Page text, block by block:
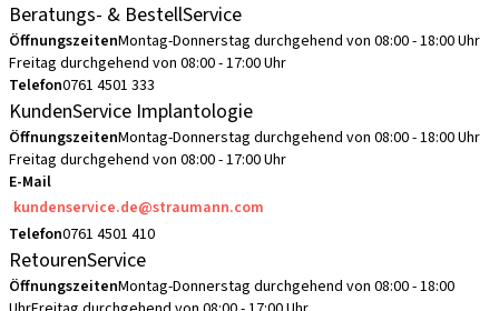
Beratungs- & BestellService
ÖffnungszeitenMontag-Donnerstag durchgehend von 08:00 - 18:00 Uhr
Freitag durchgehend von 08:00 - 17:00 Uhr
Telefon0761 4501 333
KundenService Implantologie
ÖffnungszeitenMontag-Donnerstag durchgehend von 08:00 - 18:00 Uhr
Freitag durchgehend von 08:00 - 17:00 Uhr
E-Mail
kundenservice.de@straumann.com
Telefon0761 4501 410
RetourenService
ÖffnungszeitenMontag-Donnerstag durchgehend von 08:00 - 18:00